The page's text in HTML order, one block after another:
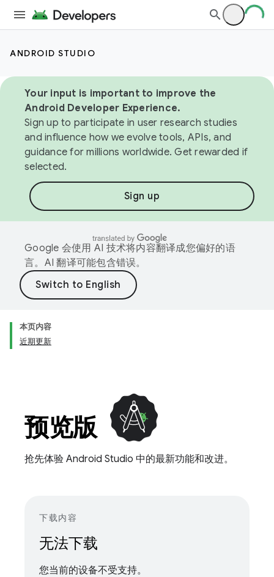
ANDROID STUDIO
Your input is important to improve the
Android Developer Experience.
Sign up to participate in user research studies
and influence how we evolve tools, APIs, and
guidance for millions worldwide. Get rewarded if
selected.
Sign up
Google 会使用 AI 技术将内容翻译成您偏好的语
言。AI 翻译可能包含错误。
本页内容
近期更新
预览版
抢先体验 Android Studio 中的最新功能和改进。
下载内容
无法下载
您当前的设备不受支持。